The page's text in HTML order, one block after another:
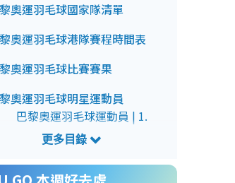
奧運羽毛球國家隊清單
奧運羽毛球港隊賽程時間表
奧運羽毛球比賽賽果
奧運羽毛球明星運動員
巴黎奧運羽毛球運動員 | 1.
港隊混雙選手謝影雪
巴黎奧運羽毛球運動員 | 2.
港隊混雙選手鄧俊文